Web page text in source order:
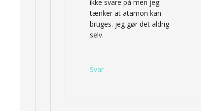
ikke svare på men jeg
tænker at atamon kan
bruges. jeg gør det aldrig
selv.
Svar